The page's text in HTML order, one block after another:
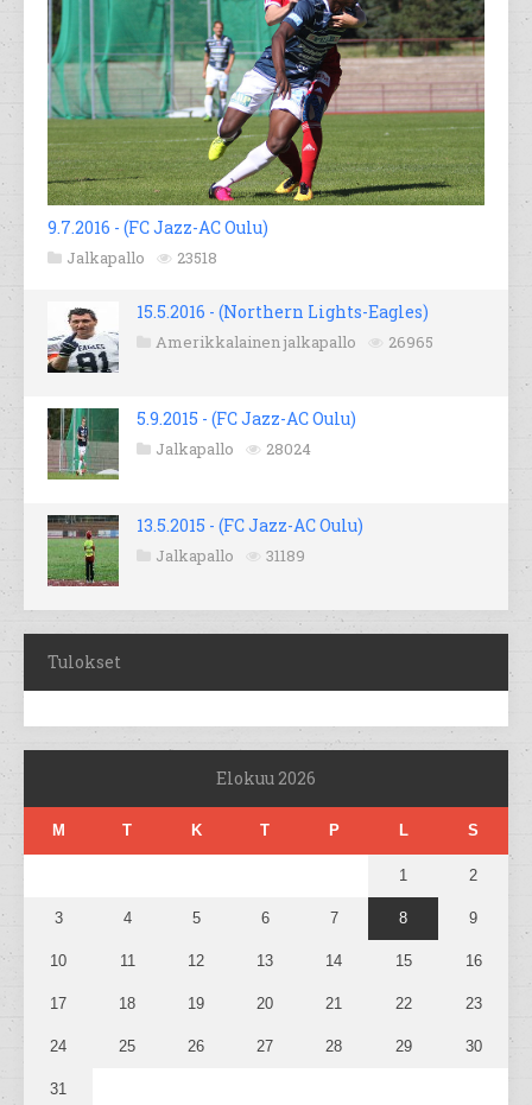
9.7.2016 - (FC Jazz-AC Oulu)
Jalkapallo 23518
15.5.2016 - (Northern Lights-Eagles)
Amerikkalainen jalkapallo 26965
5.9.2015 - (FC Jazz-AC Oulu)
Jalkapallo 28024
13.5.2015 - (FC Jazz-AC Oulu)
Jalkapallo 31189
Tulokset
Elokuu 2026
M T K T P L S
1 2
3 4 5 6 7 8 9
10 11 12 13 14 15 16
17 18 19 20 21 22 23
24 25 26 27 28 29 30
31